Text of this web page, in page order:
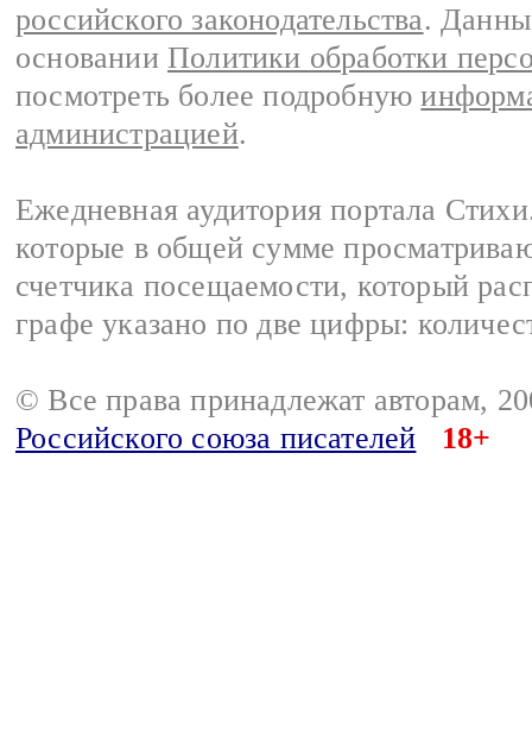
российского законодательства.
основании Политики обработки
посмотреть более подробную
администрацией.
Ежедневная аудитория портала
которые в общей сумме
счетчика посещаемости, который
графе указано по две цифры:
© Все права принадлежат авторам,
Российского союза писателей
18+